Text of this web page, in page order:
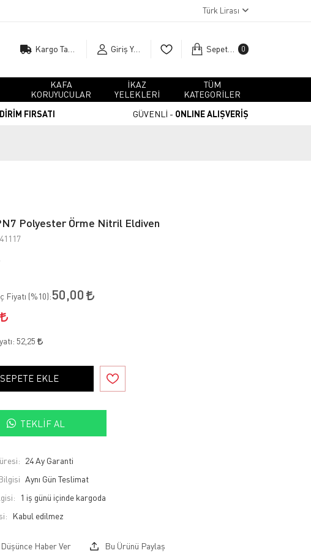
Türk Lirası
Giriş Yap Sepetim 0
KAFA
KORUYUCULAR
İKAZ
YELEKLERİ
TÜM
KATEGORİLER
FIRSATI GÜVENLİ - ONLINE ALIŞVERİŞ
Polyester Örme Nitril Eldiven
Fiyatı (%10):50,00
52,25
SEPETE EKLE
TEKLIF AL
24 Ay Garanti
Aynı Gün Teslimat
1 iş günü içinde kargoda
Düşünce Haber Ver Bu Ürünü Paylaş